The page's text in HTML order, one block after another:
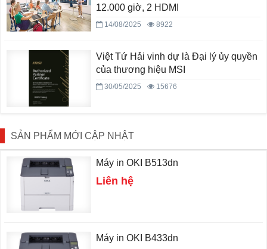
12.000 giờ, 2 HDMI
14/08/2025 8922
Việt Tứ Hải vinh dự là Đại lý ủy quyền
của thương hiệu MSI
30/05/2025 15676
SẢN PHẨM MỚI CẬP NHẬT
Máy in OKI B513dn
Liên hệ
Máy in OKI B433dn